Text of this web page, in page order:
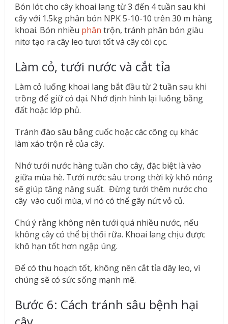
Bón lót cho cây khoai lang từ 3 đến 4 tuần sau khi
cấy với 1.5kg phân bón NPK 5-10-10 trên 30 m hàng
khoai. Bón nhiều phân trộn, tránh phân bón giàu
nitơ tạo ra cây leo tươi tốt và cây còi cọc.
Làm cỏ, tưới nước và cắt tỉa
Làm cỏ luống khoai lang bắt đầu từ 2 tuần sau khi
trồng để giữ cỏ dại. Nhớ định hình lại luống bằng
đất hoặc lớp phủ.
Tránh đào sâu bằng cuốc hoặc các công cụ khác
làm xáo trộn rễ của cây.
Nhớ tưới nước hàng tuần cho cây, đặc biệt là vào
giữa mùa hè. Tưới nước sâu trong thời kỳ khô nóng
sẽ giúp tăng năng suất. Đừng tưới thêm nước cho
cây vào cuối mùa, vì nó có thể gây nứt vỏ củ.
Chú ý rằng không nên tưới quá nhiều nước, nếu
không cây có thể bị thối rữa. Khoai lang chịu được
khô hạn tốt hơn ngập úng.
Để có thu hoạch tốt, không nên cắt tỉa dây leo, vì
chúng sẽ có sức sống mạnh mẽ.
Bước 6: Cách tránh sâu bệnh hại